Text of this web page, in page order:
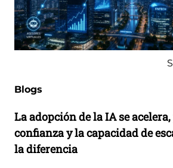
Blogs
La adopción de la IA se
confianza y la capacidad de
la diferencia